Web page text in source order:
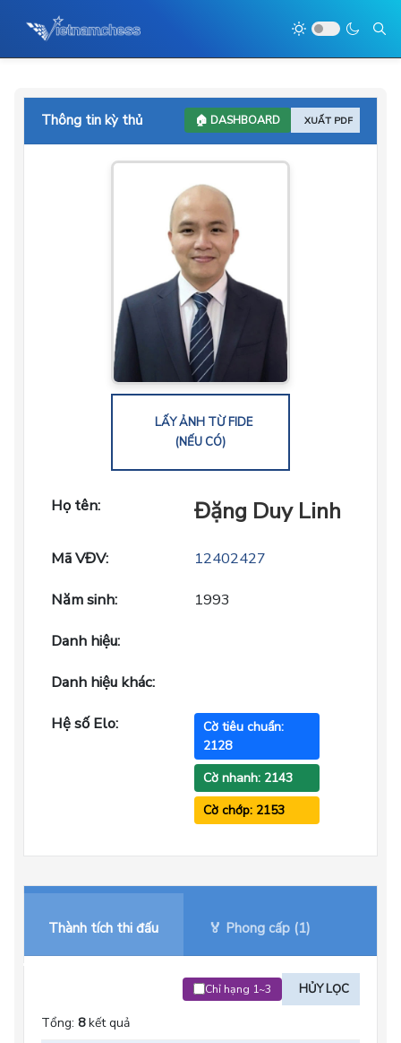
Thông tin kỳ thủ 🏠 DASHBOARD XUẤT PDF
LẤY ẢNH TỪ FIDE
(NẾU CÓ)
Họ tên: Đặng Duy Linh
Mã VĐV:
12402427
Năm sinh:
1993
Danh hiệu:
Danh hiệu khác:
Hệ số Elo:
Cờ tiêu chuẩn:
2128
Cờ nhanh: 2143
Cờ chớp: 2153
Thành tích thi đấu 🏅 Phong cấp (1)
Chỉ hạng 1~3 HỦY LỌC
Tổng: 8kết quả